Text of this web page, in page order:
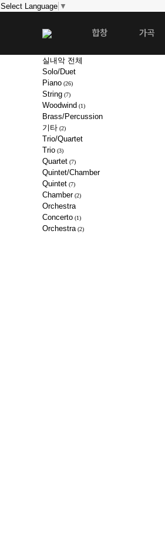
Select Language ▼
합창 가곡
실내악 전체
Solo/Duet
Piano (26)
String (7)
Woodwind (1)
Brass/Percussion
기타 (2)
Trio/Quartet
Trio (3)
Quartet (7)
Quintet/Chamber
Quintet (7)
Chamber (2)
Orchestra
Concerto (1)
Orchestra (2)